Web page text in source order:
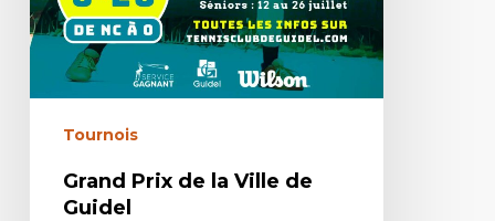
Tournois
Grand Prix de la Ville de
Guidel